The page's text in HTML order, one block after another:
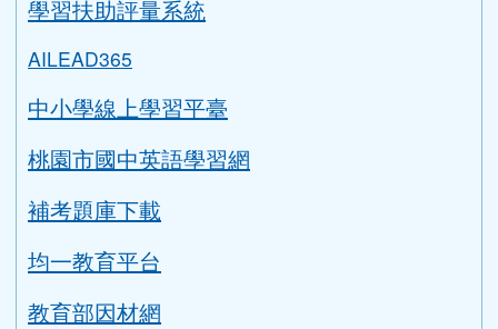
學習扶助評量系統
AILEAD365
中小學線上學習平臺
桃園市國中英語學習網
補考題庫下載
均一教育平台
教育部因材網